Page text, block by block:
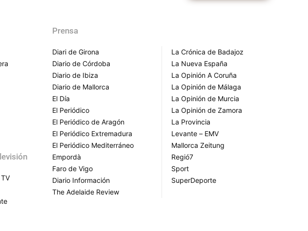
Prensa
Diari de Girona
Diario de Córdoba
Diario de Ibiza
Diario de Mallorca
El Día
El Periódico
El Periódico de Aragón
El Periódico Extremadura
El Periódico Mediterráneo
Empordà
Faro de Vigo
Diario Información
The Adelaide Review
La Crónica de Badajoz
La Nueva España
La Opinión A Coruña
La Opinión de Málaga
La Opinión de Murcia
La Opinión de Zamora
La Provincia
Levante – EMV
Mallorca Zeitung
Regió7
Sport
SuperDeporte